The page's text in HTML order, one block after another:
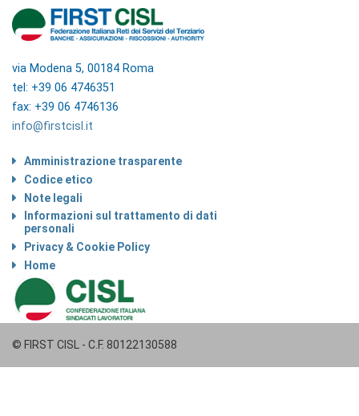
via Modena 5, 00184 Roma
tel: +39 06 4746351
fax: +39 06 4746136
info@firstcisl.it
Amministrazione trasparente
Codice etico
Note legali
Informazioni sul trattamento di dati
personali
Privacy & Cookie Policy
Home
© FIRST CISL - C.F. 80122130588